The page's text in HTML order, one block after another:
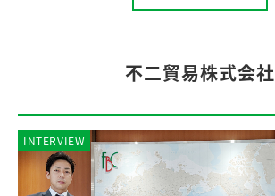
不二貿易株式会社
INTERVIEW